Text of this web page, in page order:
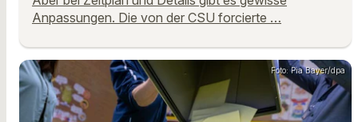
Anpassungen. Die von der CSU forcierte …
Foto: Pia Bayer/dpa